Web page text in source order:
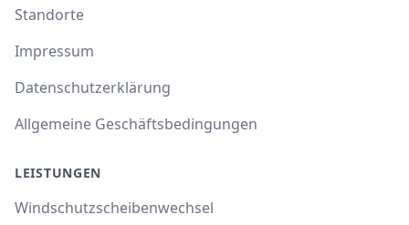
Standorte
Impressum
Datenschutzerklärung
Allgemeine Geschäftsbedingungen
LEISTUNGEN
Windschutzscheibenwechsel